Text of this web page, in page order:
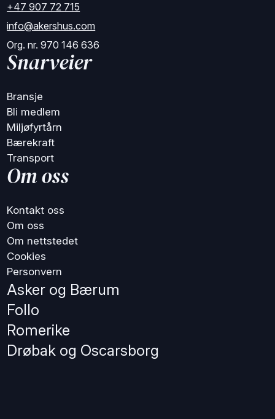
+47 907 72 715
info@akershus.com
Org. nr. 970 146 636
Snarveier
Bransje
Bli medlem
Miljøfyrtårn
Bærekraft
Transport
Om oss
Kontakt oss
Om oss
Om nettstedet
Cookies
Personvern
Asker og Bærum
Follo
Romerike
Drøbak og Oscarsborg